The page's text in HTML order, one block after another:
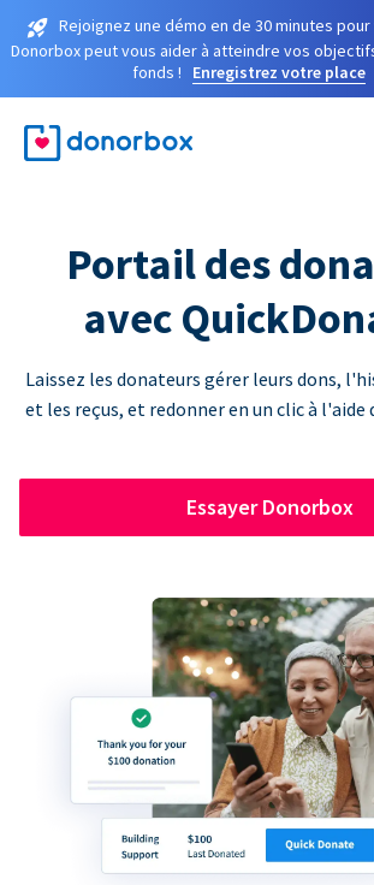
Rejoignez une démo en de 30 minutes
Donorbox peut vous aider à atteindre vos
fonds !
Enregistrez votre place
Portail des
avec
Laissez les donateurs gérer leurs dons,
et les reçus, et redonner en un clic à l'aide
Essayer Donorbox